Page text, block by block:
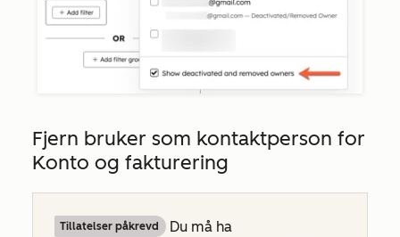
Fjern bruker som kontaktperson for
Konto og fakturering
Tillatelser påkrevd
Du må ha